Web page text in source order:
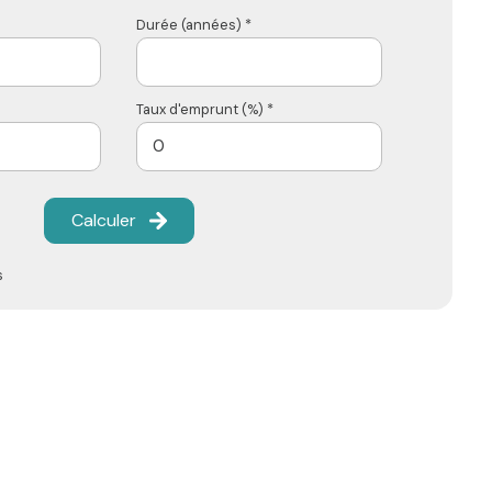
Durée (années) *
Taux d'emprunt (%) *
Calculer